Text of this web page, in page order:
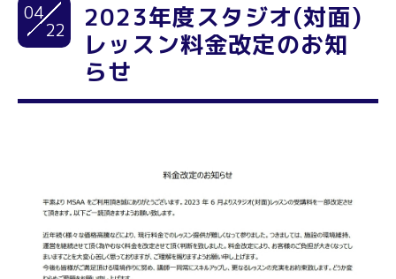
04
22
2023年度スタジオ(対面)
レッスン料金改定のお知
らせ